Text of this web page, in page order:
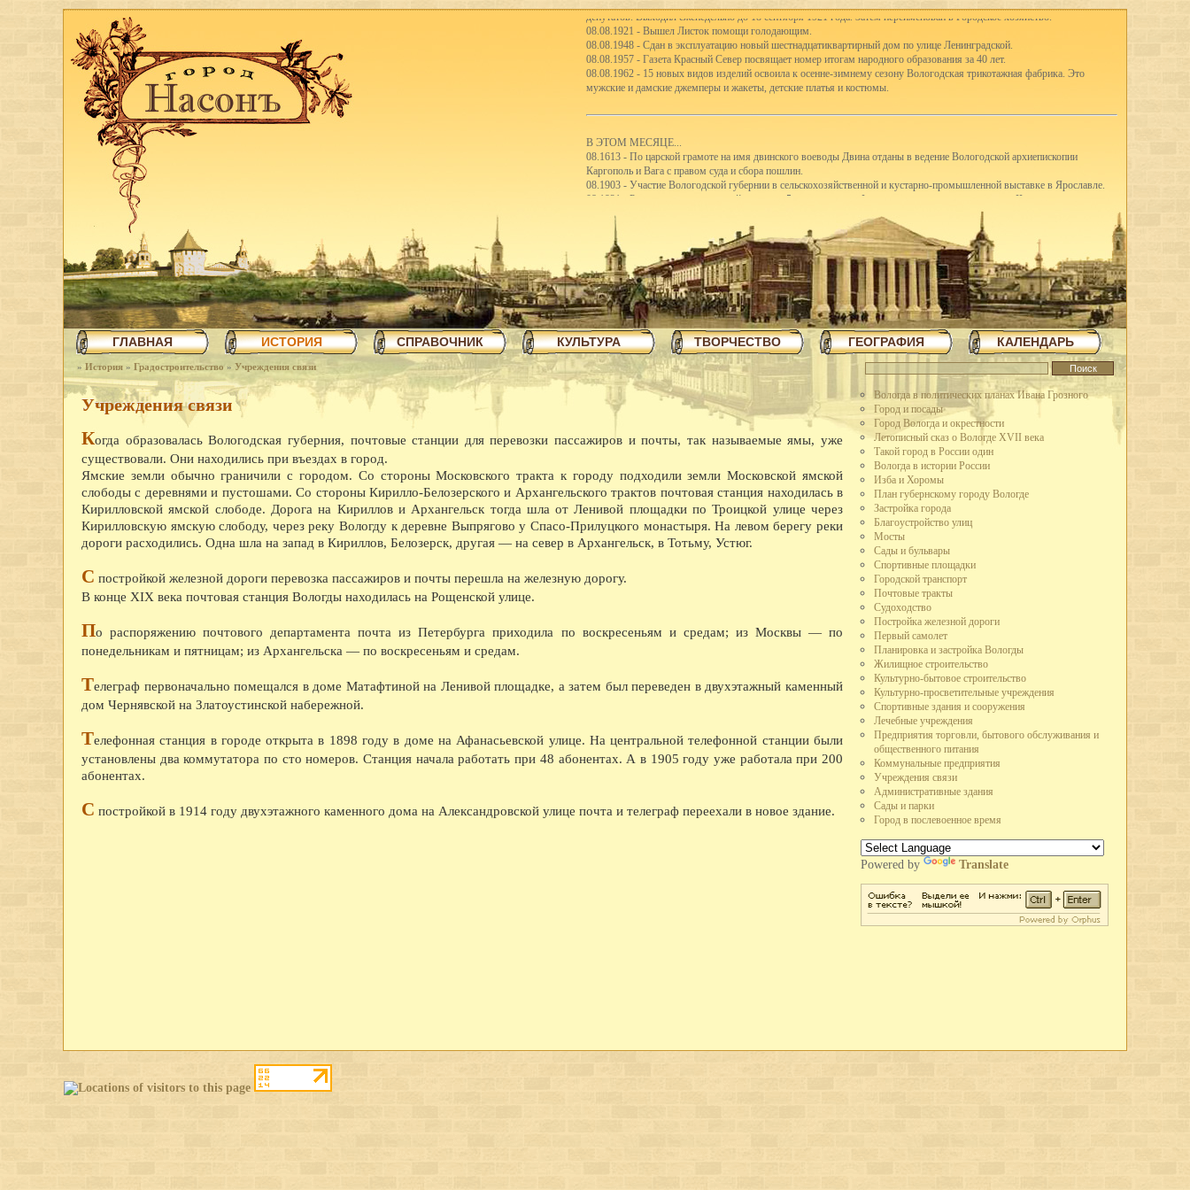
депутатов. Выходил еженедельно до 18 сентября 1921 года. Затем переименован в Городское хозяйство.
08.08.1921 - Вышел Листок помощи голодающим.
08.08.1948 - Сдан в эксплуатацию новый шестнадцатиквартирный дом по улице Ленинградской.
08.08.1957 - Газета Красный Север посвящает номер итогам народного образования за 40 лет.
08.08.1962 - 15 новых видов изделий освоила к осенне-зимнему сезону Вологодская трикотажная фабрика. Это
мужские и дамские джемперы и жакеты, детские платья и костюмы.
В ЭТОМ МЕСЯЦЕ...
08.1613 - По царской грамоте на имя двинского воеводы Двина отданы в ведение Вологодской архиепископии
Каргополь и Вага с правом суда и сбора пошлин.
08.1903 - Участие Вологодской губернии в сельскохозяйственной и кустарно-промышленной выставке в Ярославле.
08.1921 - Реорганизация школьной системы. 5-е классы школ I ступени присоединены к школам II ступени, открылись
первые школы-семилетки. В 192122 учебном году в Вологде насчитывались 41 школа I ступени, 3 семилетки и 12
школ II ступени.
08.1923 - Вологодским губсоюзом экспортировано в Англию четыре вагона сливочного масла.
08.1926 - Сбор пожертвований семьям бастующих горняков Англии среди трудящихся города.
08.1926 - Объявлен уездный конкурс на лучшую молочную корову.
08.1926 - Открытие полей ассенизации.
08.1935 - Инструментальный цех завода ВПВРЗ освоил насечку слесарных пил. До этого пилы для насечки
отправляли в Ярославль.
08.1940 - В Чарозерский район выехала вторая археологическая экспедиция для дальнейших исследований стоянок
первобытных людей.
08.1940 - По примеру ферганских колхозников трудящиеся области методом народной стройки в короткий срок
закончили строительство тракта Вологда-Череповец.
08.1940 - Как сообщает газета Красный Север, на строительстве льнокомбината построена чесальная фабрика,
пятиэтажный жилой дом на 57 квартир, двухэтажное здание школы ФЗУ. Начато сооружение 70-метровой трубы и
насосной станции.
08.1940 - На заводе Северный коммунар освоено производство автолесовоза А-51-12 в 73 л.с., вместо 40 у старых
марок лесовозов, и имеющего скорость 45 км в час, вместо 25 у предыдущих. Это самый быстроходный и мощный
лесовоз в Советском Союзе.
08.1941 - В ответ на наглое нападение фашистской Германии рабочие и служащие промышленных предприятий города
обеспечили выполнение и перевыполнение июльского плана. Лучшим предприятием города по выполнению плана
явился ВПВРЗ, которому присуждено переходящее Красное знамя горкома ВКП(б) и горисполкома.
08.1941 - На Вологодском железнодорожном узле, в судоремонтных мастерских, на ВПВРЗ состоялись воскресники.
Весь заработок перечислен в фонд обороны.
08.1945 - На ВПВРЗ начался выпуск товаров широкого потребления кухонных плит, ведер, кастрюль расширен цех
ширпотреба на швейной фабрике 1 на ремонтно-механическом заводе освоено производство гвоздей, посуды из жести.
08.1945 - Коллектив пристани Вологда занял третье место во Всесоюзном социалистическом соревновании и получил
премию в 10 тысяч рублей.
08.1954 - Гастрольные спектакли Калужского областного драматического театра.
08.1955 - Археологические раскопки в районе улицы Парковой - на месте древнего городища.
08.1960 - Бригаде кузнецов ВПВРЗ, руководимой Германом Лебедевым, присвоено звание коммунистической.
08.1960 - В два с лишним раза выросла выплата пенсий по городу на основании нового закона о пенсионном
08.1962 - Центральный и областной дома народного творчества, Союз советских композиторов и Вологодское
хоровое общество провели первый в стране семинар частушечников. В Вологду съехались исполнители частушек
Владимирской, Ивановской, Ярославской, Костромской,Архангельской и Вологодской областей. В работе семинара
приняли участие композиторы А.С. Абрамский, большой знаток частушек поэт В.Ф. Боков, хореограф А.И.
08.1962 - С большим успехом прошли гастроли Вологодского драматического театра в Коми АССР.
08.1965 - Вступила в строй АТС.
08.1968 - Выставка в ДКЖ, посвященная 100-летию Северной железной дороги.
08.1969 - Начало строительства у д. Михальцево плотины через реку Вологду (река перекрыта 30 октября).
08.1969 - Сдано в эксплуатацию новое здание кружевного объединения Снежинка.
08.1970 - В Софийском соборе (впервые в СССР) начались работы по реставрации иконостаса XVIII века.
08.1970 - В Вологде шли съемки кинофильма Достояние республики.
1366 - По указу великого князя Дмитрия Донского схвачен новгородский боярин Василий Данилович и его люди за
ГЛАВНАЯ ИСТОРИЯ СПРАВОЧНИК КУЛЬТУРА ТВОРЧЕСТВО ГЕОГРАФИЯ КАЛЕНДАРЬ
» История » Градостроительство » Учреждения связи
Вологда в политических планах Ивана Грозного
Город и посады
Город Вологда и окрестности
Летописный сказ о Вологде XVII века
Такой город в России один
Вологда в истории России
Изба и Хоромы
План губернскому городу Вологде
Застройка города
Благоустройство улиц
Мосты
Сады и бульвары
Спортивные площадки
Городской транспорт
Почтовые тракты
Судоходство
Постройка железной дороги
Первый самолет
Планировка и застройка Вологды
Жилищное строительство
Культурно-бытовое строительство
Культурно-просветительные учреждения
Спортивные здания и сооружения
Лечебные учреждения
Предприятия торговли, бытового обслуживания и
общественного питания
Коммунальные предприятия
Учреждения связи
Административные здания
Сады и парки
Город в послевоенное время
Powered by Translate
Учреждения связи
Когда образовалась Вологодская губерния, почтовые станции для перевозки пассажиров и почты, так называемые ямы, уже
существовали. Они находились при въездах в город.
Ямские земли обычно граничили с городом. Со стороны Московского тракта к городу подходили земли Московской ямской
слободы с деревнями и пустошами. Со стороны Кирилло-Белозерского и Архангельского трактов почтовая станция находилась в
Кирилловской ямской слободе. Дорога на Кириллов и Архангельск тогда шла от Ленивой площадки по Троицкой улице через
Кирилловскую ямскую слободу, через реку Вологду к деревне Выпрягово у Спасо-Прилуцкого монастыря. На левом берегу реки
дороги расходились. Одна шла на запад в Кириллов, Белозерск, другая — на север в Архангельск, в Тотьму, Устюг.
С постройкой железной дороги перевозка пассажиров и почты перешла на железную дорогу.
В конце XIX века почтовая станция Вологды находилась на Рощенской улице.
По распоряжению почтового департамента почта из Петербурга приходила по воскресеньям и средам; из Москвы — по
понедельникам и пятницам; из Архангельска — по воскресеньям и средам.
Телеграф первоначально помещался в доме Матафтиной на Ленивой площадке, а затем был переведен в двухэтажный каменный
дом Чернявской на Златоустинской набережной.
Телефонная станция в городе открыта в 1898 году в доме на Афанасьевской улице. На центральной телефонной станции были
установлены два коммутатора по сто номеров. Станция начала работать при 48 абонентах. А в 1905 году уже работала при 200
абонентах.
С постройкой в 1914 году двухэтажного каменного дома на Александровской улице почта и телеграф переехали в новое здание.